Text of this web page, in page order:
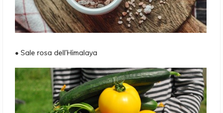
• Sale rosa dell’Himalaya